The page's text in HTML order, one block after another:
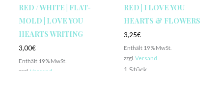
RED / WHITE | FLAT-
MOLD | LOVE YOU
HEARTS WRITING
3,00€
Enthält 19% MwSt.
zzgl. Versand
RED | I LOVE YOU
HEARTS & FLOWERS
3,25€
Enthält 19% MwSt.
zzgl. Versand
1 Stück